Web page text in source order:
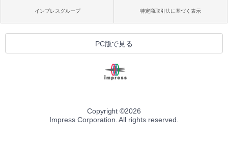
インプレスグループ 特定商取引法に基づく表示
PC版で見る
Copyright ©2026
Impress Corporation. All rights reserved.